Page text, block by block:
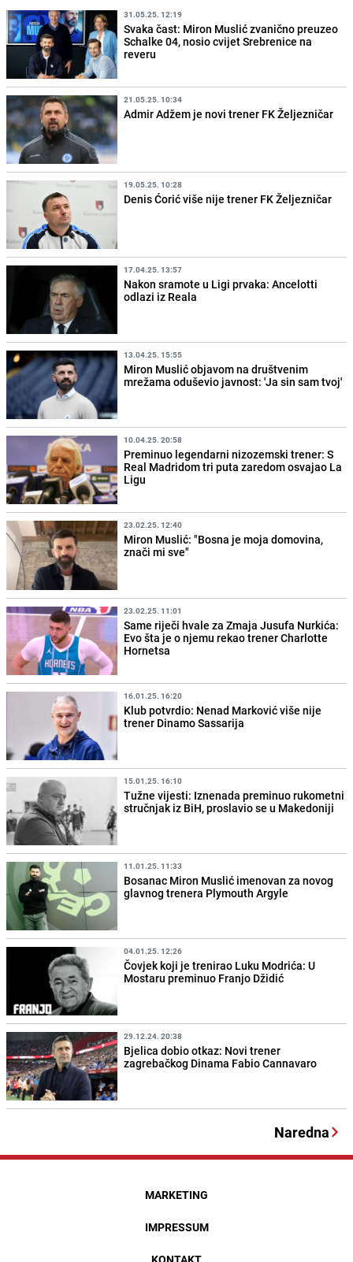
31.05.25. 12:19
Svaka čast: Miron Muslić zvanično preuzeo
Schalke 04, nosio cvijet Srebrenice na
reveru
21.05.25. 10:34
Admir Adžem je novi trener FK Željezničar
19.05.25. 10:28
Denis Ćorić više nije trener FK Željezničar
17.04.25. 13:57
Nakon sramote u Ligi prvaka: Ancelotti
odlazi iz Reala
13.04.25. 15:55
Miron Muslić objavom na društvenim
mrežama oduševio javnost: 'Ja sin sam tvoj'
10.04.25. 20:58
Preminuo legendarni nizozemski trener: S
Real Madridom tri puta zaredom osvajao La
Ligu
23.02.25. 12:40
Miron Muslić: "Bosna je moja domovina,
znači mi sve"
23.02.25. 11:01
Same riječi hvale za Zmaja Jusufa Nurkića:
Evo šta je o njemu rekao trener Charlotte
Hornetsa
16.01.25. 16:20
Klub potvrdio: Nenad Marković više nije
trener Dinamo Sassarija
15.01.25. 16:10
Tužne vijesti: Iznenada preminuo rukometni
stručnjak iz BiH, proslavio se u Makedoniji
11.01.25. 11:33
Bosanac Miron Muslić imenovan za novog
glavnog trenera Plymouth Argyle
04.01.25. 12:26
Čovjek koji je trenirao Luku Modrića: U
Mostaru preminuo Franjo Džidić
29.12.24. 20:38
Bjelica dobio otkaz: Novi trener
zagrebačkog Dinama Fabio Cannavaro
Naredna
MARKETING
IMPRESSUM